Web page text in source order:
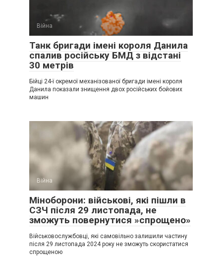
Війна
Танк бригади імені короля Данила
спалив російську БМД з відстані
30 метрів
Бійці 24-ї окремої механізованої бригади імені короля
Данила показали знищення двох російських бойових
машин
Війна
Міноборони: військові, які пішли в
СЗЧ після 29 листопада, не
зможуть повернутися »спрощено»
Військовослужбовці, які самовільно залишили частину
після 29 листопада 2024 року не зможуть скористатися
спрощеною